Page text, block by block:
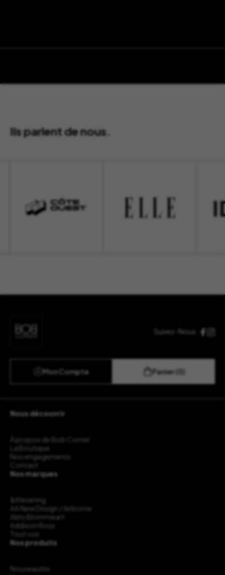
Ils parlent de nous.
Suivez-Nous :
Mon Compte Panier (0)
Nous découvrir
À propos de Bob Corner
La Boutique
Nos engagements
Contact
Nos marques
&Klevering
AA New Design / Airborne
Ablo Blommeart
Addison Ross
Tout voir
Nos produits
Nouveautés